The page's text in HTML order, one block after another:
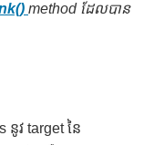
method ដែលបាន
វ target នៃ